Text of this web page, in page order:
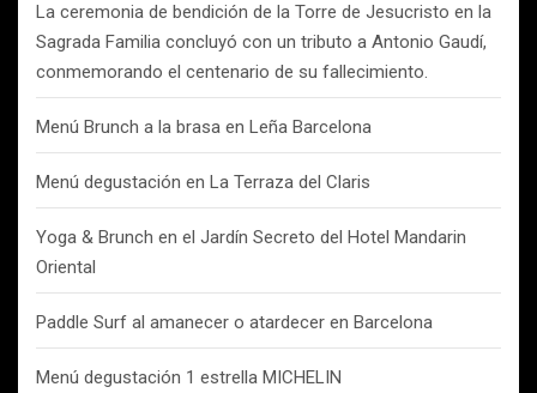
La ceremonia de bendición de la Torre de Jesucristo en la
Sagrada Familia concluyó con un tributo a Antonio Gaudí,
conmemorando el centenario de su fallecimiento.
Menú Brunch a la brasa en Leña Barcelona
Menú degustación en La Terraza del Claris
Yoga & Brunch en el Jardín Secreto del Hotel Mandarin
Oriental
Paddle Surf al amanecer o atardecer en Barcelona
Menú degustación 1 estrella MICHELIN